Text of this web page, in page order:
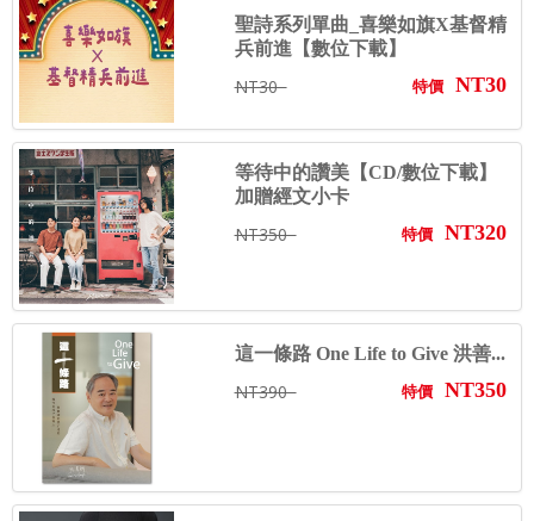
聖詩系列單曲_喜樂如旗X基督精
兵前進【數位下載】
NT30 特價 NT30
等待中的讚美【CD/數位下載】
加贈經文小卡
NT350 特價 NT320
這一條路 One Life to Give 洪善...
NT390 特價 NT350